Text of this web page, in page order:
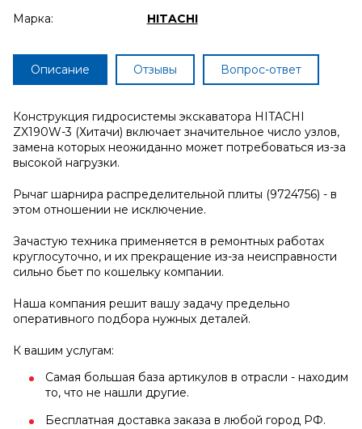
Марка:
HITACHI
Описание Отзывы Вопрос-ответ
Конструкция гидросистемы экскаватора HITACHI
ZX190W-3 (Хитачи) включает значительное число узлов,
замена которых неожиданно может потребоваться из-за
высокой нагрузки.
Рычаг шарнира распределительной плиты (9724756) - в
этом отношении не исключение.
Зачастую техника применяется в ремонтных работах
круглосуточно, и их прекращение из-за неисправности
сильно бьет по кошельку компании.
Наша компания решит вашу задачу предельно
оперативного подбора нужных деталей.
К вашим услугам:
Самая большая база артикулов в отрасли - находим
то, что не нашли другие.
Бесплатная доставка заказа в любой город РФ.